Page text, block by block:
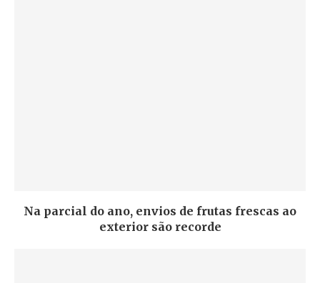
Na parcial do ano, envios de frutas frescas ao
exterior são recorde